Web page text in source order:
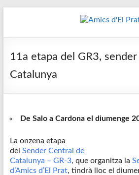
d'El
Prat
nascuda amb
la finalitat de
pratencs
11a etapa del GR3,
Catalunya
De Salo a Cardona el diumenge
La onzena etapa
del Sender Central de
Catalunya – GR-3, que organitza la
d’Amics d’El Prat, tindrà lloc el